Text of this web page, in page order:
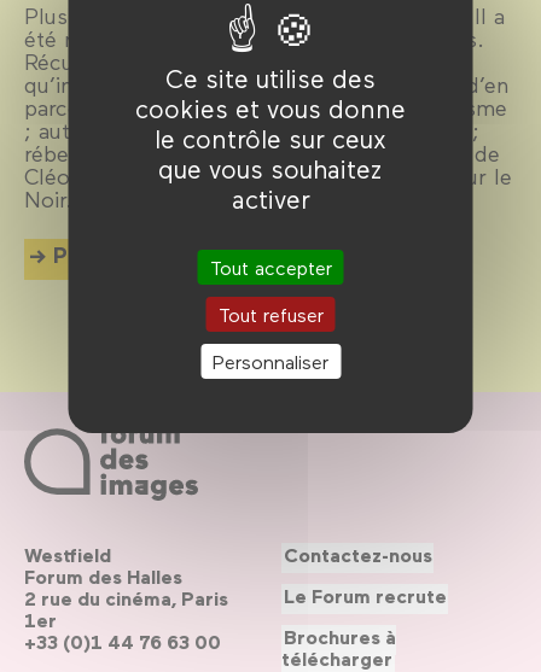
Ce site utilise des
cookies et vous donne
le contrôle sur ceux
que vous souhaitez
activer
Tout accepter
Tout refuser
Personnaliser
Plus qu’une couleur, le noir est symbole(s). Il a
été ressenti différemment selon les époques.
Récupéré par tout un chacun, le noir n’est
qu’interprétations. Ce programme propose d’en
parcourir les principales – élégance et érotisme
; autorité et austérité ; mal, mort et terreur ;
rébellion ; crasse, ... De la petite robe noire de
Cléo à l’ombre du corbeau, pleine lumière sur le
Noir...
Plus d'info
Westfield
Forum des Halles
2 rue du cinéma, Paris
1er
+33 (0)1 44 76 63 00
Contactez-nous
Le Forum recrute
Brochures à
télécharger